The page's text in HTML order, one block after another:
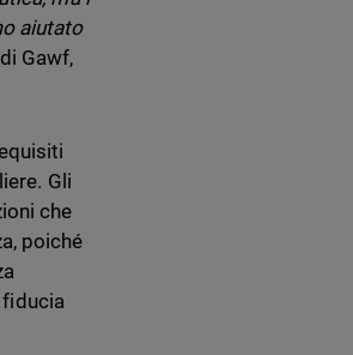
aiutato
Gawf,
Gli
che
poiché